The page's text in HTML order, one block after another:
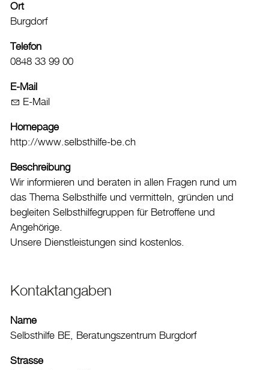
Kunsteisbahn
Veranstaltungskalender
Vereinsverzeichnis
Kultur
Tourismus
Shopping und Märkte
Energie & Klima
Mobilität
Verwaltung & Politik
Home
Öffnungszeiten & Kontakt
Ort
Burgdorf
Telefon
0848 33 99 00
E-Mail
E-Mail
Homepage
http://www.selbsthilfe-be.ch
Beschreibung
Wir informieren und beraten in allen Fragen rund um
das Thema Selbsthilfe und vermitteln, gründen und
begleiten Selbsthilfegruppen für Betroffene und
Angehörige.
Unsere Dienstleistungen sind kostenlos.
Kontaktangaben
Name
Selbsthilfe BE, Beratungszentrum Burgdorf
Strasse